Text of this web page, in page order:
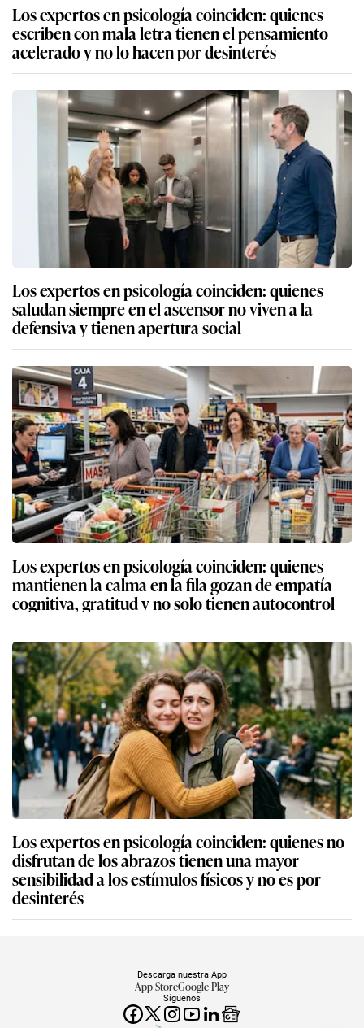
Los expertos en psicología coinciden: quienes
escriben con mala letra tienen el pensamiento
acelerado y no lo hacen por desinterés
Los expertos en psicología coinciden: quienes
saludan siempre en el ascensor no viven a la
defensiva y tienen apertura social
Los expertos en psicología coinciden: quienes
mantienen la calma en la fila gozan de empatía
cognitiva, gratitud y no solo tienen autocontrol
Los expertos en psicología coinciden: quienes no
disfrutan de los abrazos tienen una mayor
sensibilidad a los estímulos físicos y no es por
desinterés
Síguenos
Descarga nuestra App
App StoreGoogle Play